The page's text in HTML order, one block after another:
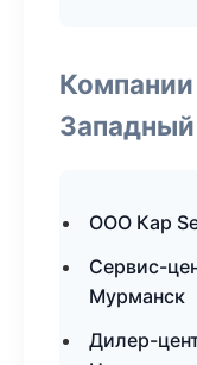
Компании
ООО Кар
Сервис-
Мурманск
Дилер-